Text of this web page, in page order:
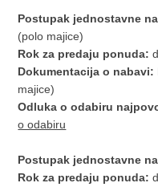
Postupak jednostavne
(polo majice)
Rok za predaju ponuda:
Dokumentacija o nabavi:
majice)
Odluka o odabiru
o odabiru
Postupak jednostavne
Rok za predaju ponuda: